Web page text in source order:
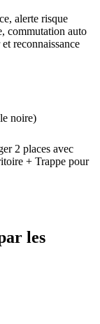
alerte risque
commutation auto
reconnaissance
noire)
2 places avec
+ Trappe pour
les